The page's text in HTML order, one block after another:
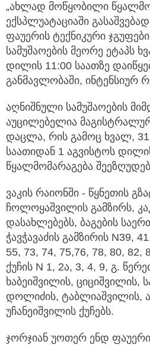
„ახლად მოწყობილი
ექსპლუატაციაში
ფაუერის ტექნიკური
სამუშაოების მეორე ეტაპს
დილის 11:00 საათზე
განმავლობაში, ინტენსიურ
აღნიშნული სამუშაოების
აუცილებელია
დაცლა, რის გამოც ხვალ,
საათიდან 1 აგვისტოს
წყალმომარაგება
ვაკის რაიონში - წყნეთის
ჩოლოყაშვილის გამზირს,
დასახლებებს, ბაგების
ჭავჭავაძის გამზირის N39,
55, 73, 74, 75,76, 78, 80, 82,
ქუჩის N 1, 2ა, 3, 4, 9, გ.
ხაბეიშვილის, ციციშვილის,
დოლიძის, ტაბლიაშვილის,
უჩანეიშვილის ქუჩებს.
ჯორჯიან უოთერ ენდ